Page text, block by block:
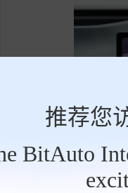
推荐您
BitAuto